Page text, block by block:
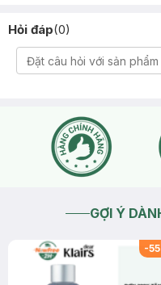
Hỏi đáp(0)
GỢI Ý
-55